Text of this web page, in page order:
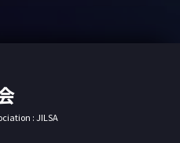
: JILSA